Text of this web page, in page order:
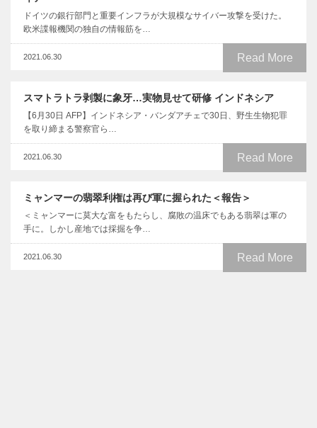
ドイツの銀行部門と重要インフラが大規模なサイバー攻撃を受けた。
欧米諜報機関の独自の情報筋を…
Read More
2021.06.30
スマトラトラ剥製に象牙…実物見せて研修 インドネシア
【6月30日 AFP】インドネシア・バンダアチェで30日、野生生物犯罪
を取り締まる警察官ら…
Read More
2021.06.30
ミャンマーの翡翠利権は再び軍に握られた＜報告＞
＜ミャンマーに莫大な富をもたらし、腐敗の温床でもある翡翠は軍の
手に。しかし産地では採掘を争…
Read More
2021.06.30